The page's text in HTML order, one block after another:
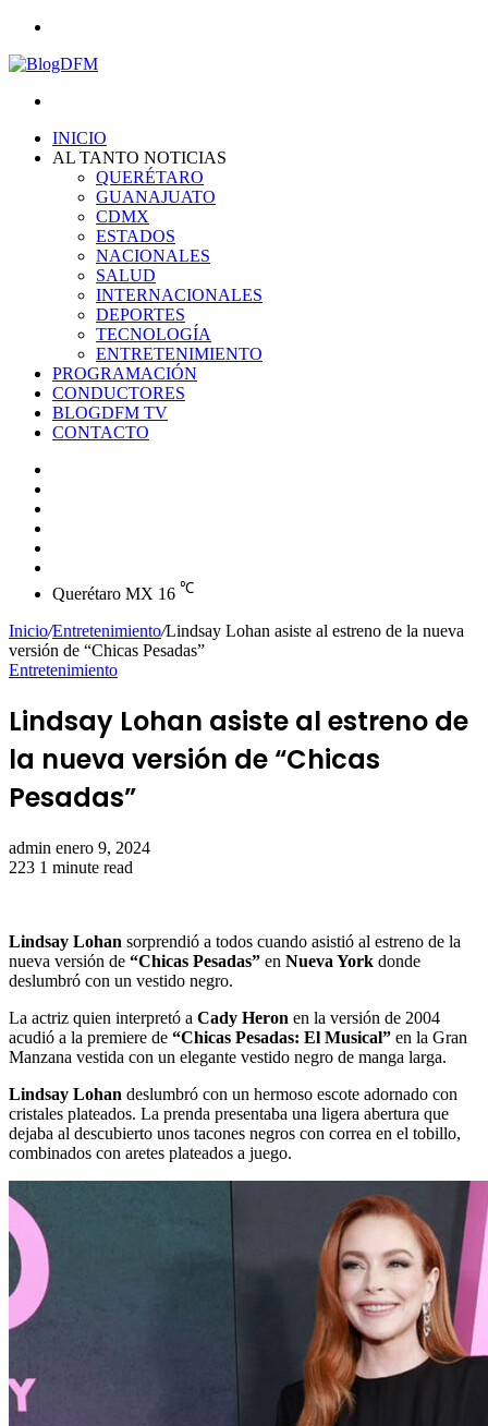
INICIO
AL TANTO NOTICIAS
QUERÉTARO
GUANAJUATO
CDMX
ESTADOS
NACIONALES
SALUD
INTERNACIONALES
DEPORTES
TECNOLOGÍA
ENTRETENIMIENTO
PROGRAMACIÓN
CONDUCTORES
BLOGDFM TV
CONTACTO
Querétaro MX 16 ℃
Inicio/Entretenimiento/Lindsay Lohan asiste al estreno de la nueva
versión de “Chicas Pesadas”
Entretenimiento
Lindsay Lohan asiste al estreno de
la nueva versión de “Chicas
Pesadas”
admin Send
an
enero 9, 2024
223 1 minute read
Lindsay Lohan sorprendió a todos cuando asistió al estreno de la
nueva versión de “Chicas Pesadas” en Nueva York donde
deslumbró con un vestido negro.
La actriz quien interpretó a Cady Heron en la versión de 2004
acudió a la premiere de “Chicas Pesadas: El Musical” en la Gran
Manzana vestida con un elegante vestido negro de manga larga.
Lindsay Lohan deslumbró con un hermoso escote adornado con
cristales plateados. La prenda presentaba una ligera abertura que
dejaba al descubierto unos tacones negros con correa en el tobillo,
combinados con aretes plateados a juego.